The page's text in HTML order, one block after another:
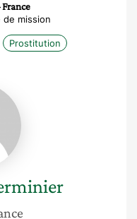
mission
Prostitution